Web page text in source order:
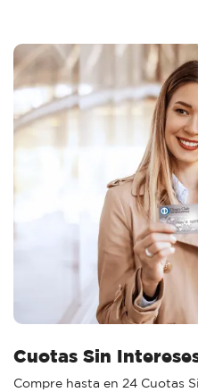
Cuotas Sin
Compre hasta en 24 Cuotas